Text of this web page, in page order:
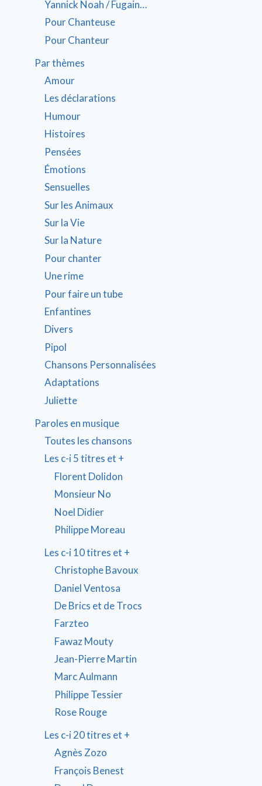
Yannick Noah / Fugain…
Pour Chanteuse
Pour Chanteur
Par thèmes
Amour
Les déclarations
Humour
Histoires
Pensées
Émotions
Sensuelles
Sur les Animaux
Sur la Vie
Sur la Nature
Pour chanter
Une rime
Pour faire un tube
Enfantines
Divers
Pipol
Chansons Personnalisées
Adaptations
Juliette
Paroles en musique
Toutes les chansons
Les c-i 5 titres et +
Florent Dolidon
Monsieur No
Noel Didier
Philippe Moreau
Les c-i 10 titres et +
Christophe Bavoux
Daniel Ventosa
De Brics et de Trocs
Farzteo
Fawaz Mouty
Jean-Pierre Martin
Marc Aulmann
Philippe Tessier
Rose Rouge
Les c-i 20 titres et +
Agnès Zozo
François Benest